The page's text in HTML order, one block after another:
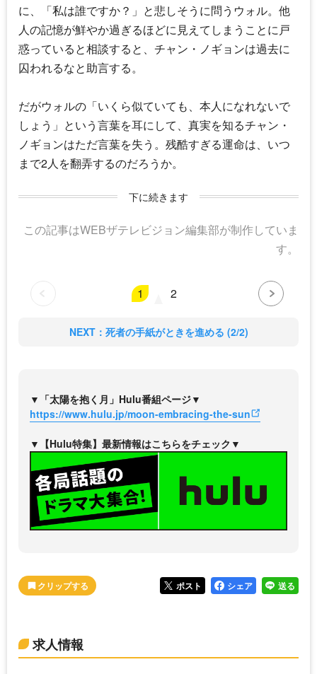
に、「私は誰ですか？」と悲しそうに問うウォル。他
人の記憶が鮮やか過ぎるほどに見えてしまうことに戸
惑っていると相談すると、チャン・ノギョンは過去に
囚われるなと助言する。
だがウォルの「いくら似ていても、本人になれないで
しょう」という言葉を耳にして、真実を知るチャン・
ノギョンはただ言葉を失う。残酷すぎる運命は、いつ
まで2人を翻弄するのだろうか。
下に続きます
この記事はWEBザテレビジョン編集部が制作していま
す。
1 2
NEXT：死者の手紙がときを進める (2/2)
▼「太陽を抱く月」Hulu番組ページ▼
https://www.hulu.jp/moon-embracing-the-sun
▼【Hulu特集】最新情報はこちらをチェック▼
ポスト シェア 送る
求人情報